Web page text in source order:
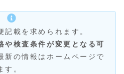
記載を求められます。
や検査条件が変更となる可
新の情報はホームページで
す。